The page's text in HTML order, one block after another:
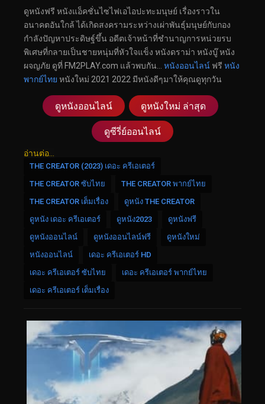
ดูหนังฟรี หนังแอ็คชั่นไซไฟเอไอปะทะมนุษย์ เรื่องราวใน
อนาคตอันใกล้ ได้เกิดสงครามระหว่างเผ่าพันธุ์มนุษย์กับกอง
กำลังปัญหาประดิษฐ์ขึ้น อดีตเจ้าหน้าที่ชำนาญการหน่วยรบ
พิเศษที่กลายเป็นชายหนุ่มที่หัวใจแข็ง หนังดราม่า หนังบู๊ หนัง
ผจญภัย ดูที่ FM2PLAY.com แล้วพบกัน… หนังออนไลน์ ฟรี หนัง
พากย์ไทย หนังใหม่ 2021 2022 มีหนังดีๆมาให้คุณดูทุกวัน
ดูหนังออนไลน์ ดูหนังใหม่ ล่าสุด
ดูซีรี่ย์ออนไลน์
อ่านต่อ...
THE CREATOR (2023) เดอะ ครีเอเตอร์
THE CREATOR ซับไทย
THE CREATOR พากย์ไทย
THE CREATOR เต็มเรื่อง
ดูหนัง THE CREATOR
ดูหนัง เดอะ ครีเอเตอร์
ดูหนัง2023
ดูหนังฟรี
ดูหนังออนไลน์
ดูหนังออนไลน์ฟรี
ดูหนังใหม่
หนังออนไลน์
เดอะ ครีเอเตอร์ HD
เดอะ ครีเอเตอร์ ซับไทย
เดอะ ครีเอเตอร์ พากย์ไทย
เดอะ ครีเอเตอร์ เต็มเรื่อง